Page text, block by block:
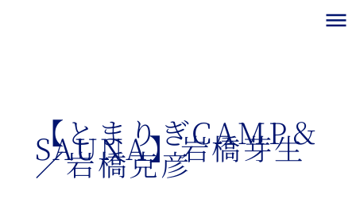
【とまりぎCAMP＆
SAUNA】岩橋芽生
／岩橋克彦